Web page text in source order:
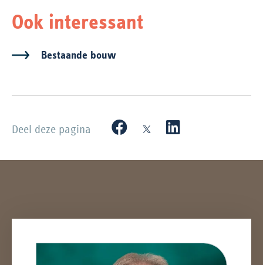
Ook interessant
Bestaande bouw
Deel deze pagina